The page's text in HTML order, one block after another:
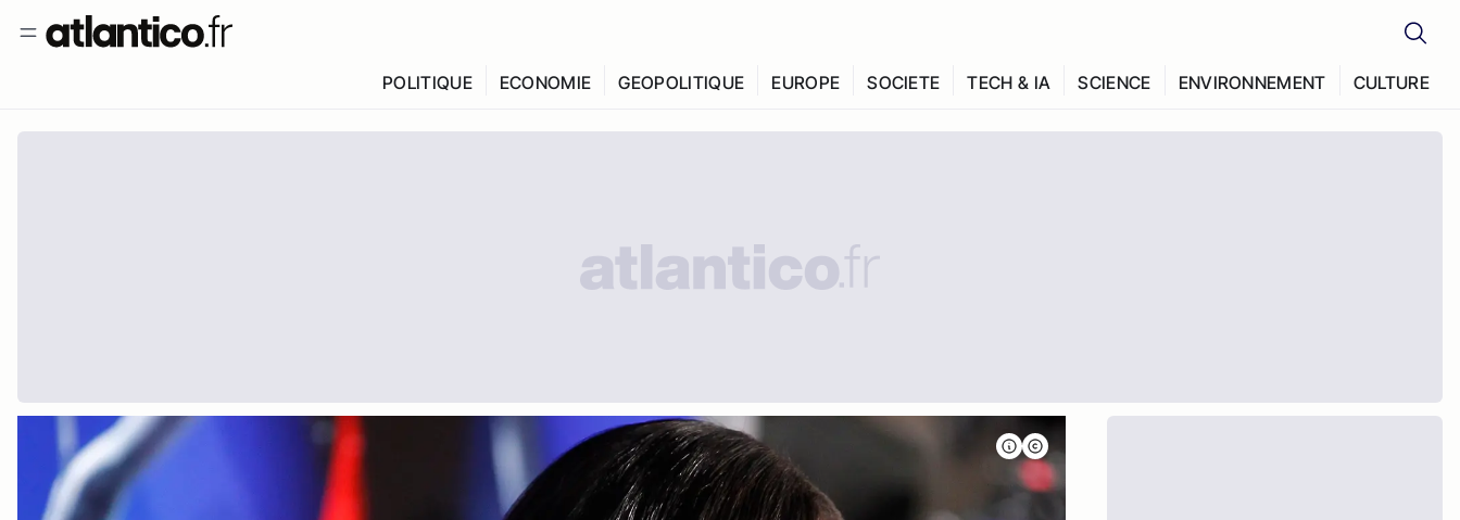
POLITIQUE ECONOMIE GEOPOLITIQUE EUROPE SOCIETE TECH & IA SCIENCE ENVIRONNEMENT CULTURE